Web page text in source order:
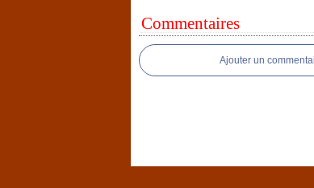
Commentaires
Ajouter un